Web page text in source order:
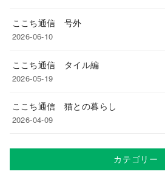
ここち通信 号外
2026-06-10
ここち通信 タイル編
2026-05-19
ここち通信 猫との暮らし
2026-04-09
カテゴリー